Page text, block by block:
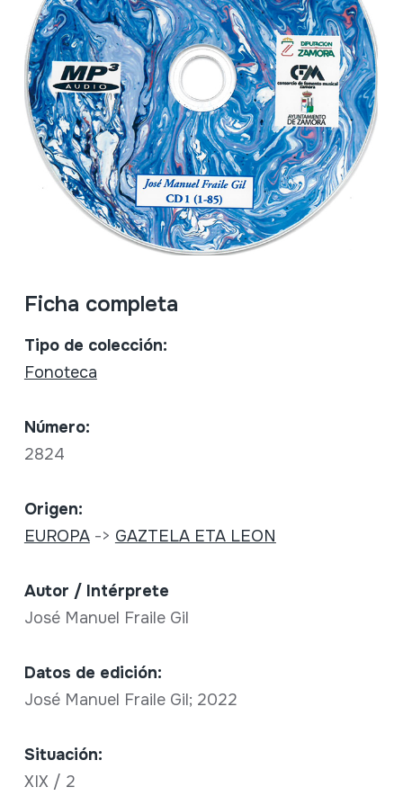
Ficha completa
Tipo de colección:
Fonoteca
Número:
2824
Origen:
EUROPA-> GAZTELA ETA LEON
Autor / Intérprete
José Manuel Fraile Gil
Datos de edición:
José Manuel Fraile Gil; 2022
Situación:
XIX / 2